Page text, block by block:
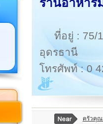
ร้านอาหาร
ที่อยู่ : 75/
อุดรธานี
โทรศัพท์ : 0
ครัวคุ